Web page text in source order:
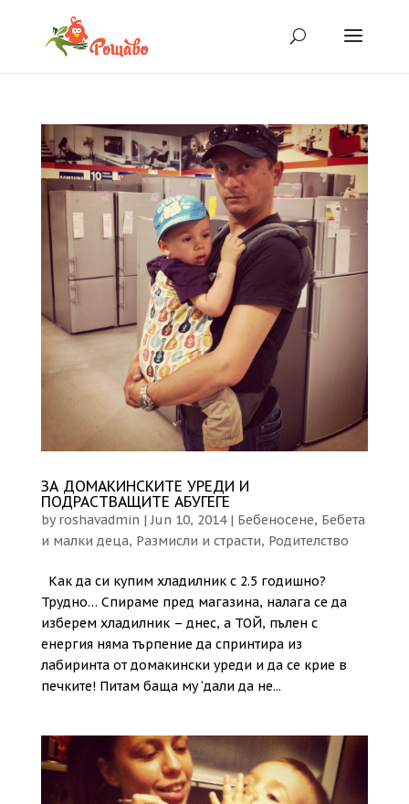
ЗА ДОМАКИНСКИТЕ УРЕДИ И
ПОДРАСТВАЩИТЕ АБУГЕГЕ
byroshavadmin |Jun 10, 2014| Бебеносене, Бебета
и малки деца, Размисли и страсти, Родителство
Как да си купим хладилник с 2.5 годишно?
Трудно… Спираме пред магазина, налага се да
изберем хладилник – днес, а ТОЙ, пълен с
енергия няма търпение да спринтира из
лабиринта от домакински уреди и да се крие в
печките! Питам баща му ‘дали да не...